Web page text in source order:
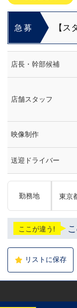
急募
【
アル
店長・幹部候補
店舗スタッフ
映像制作
送迎ドライバー
勤務地 東京
ここが違う!
リストに保存